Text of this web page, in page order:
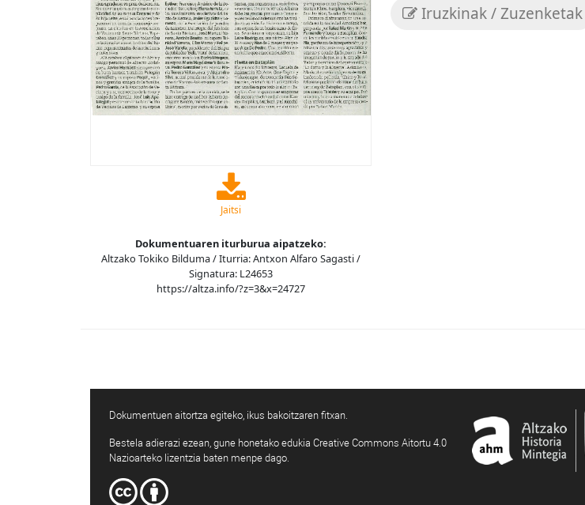
Jaitsi
Dokumentuaren iturburua aipatzeko:
Altzako Tokiko Bilduma / Iturria: Antxon Alfaro Sagasti /
Signatura: L24653
https://altza.info/?z=3&x=24727
Iruzkinak / Zuzenketak
Dokumentuen aitortza egiteko, ikus bakoitzaren fitxan.
Bestela adierazi ezean, gune honetako edukia Creative Commons Aitortu 4.0
Nazioarteko lizentzia baten menpe dago.